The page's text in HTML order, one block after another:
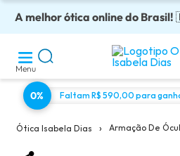
A melhor ótica online do Brasil!
Óculos completos armação +
Adquira em até 10x sem juros!
Enviamos para todo o Brasil!
Óculos de grau com preço justo!
Menu
0% Faltam R$ 590,00 para
Ótica Isabela Dias › Armação De